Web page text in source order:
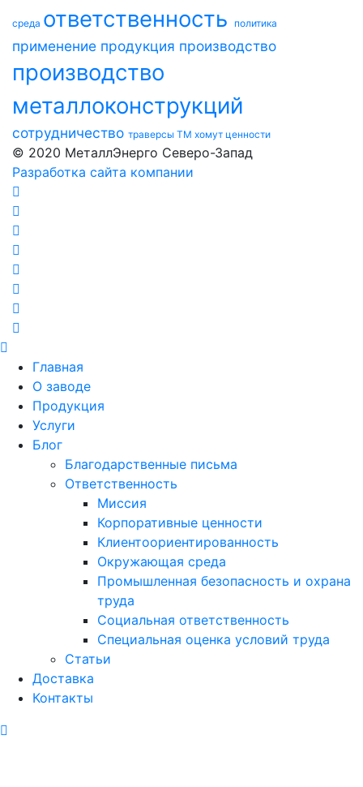
среда ответственность политика
применение продукция производство
производство
металлоконструкций
сотрудничество траверсы ТМ хомут ценности
© 2020 МеталлЭнерго Северо-Запад
Разработка сайта компании
Главная
О заводе
Продукция
Услуги
Блог
Благодарственные письма
Ответственность
Миссия
Корпоративные ценности
Клиентоориентированность
Окружающая среда
Промышленная безопасность и охрана
труда
Социальная ответственность
Специальная оценка условий труда
Статьи
Доставка
Контакты